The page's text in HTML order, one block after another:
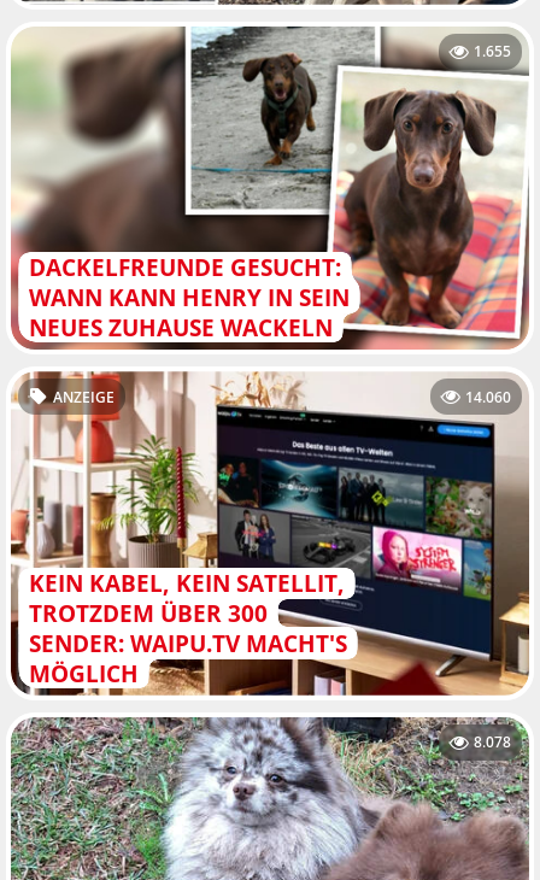
DACKELFREUNDE GESUCHT:
WANN KANN HENRY IN SEIN
NEUES ZUHAUSE WACKELN
1.655
KEIN KABEL, KEIN SATELLIT,
TROTZDEM ÜBER 300
SENDER: WAIPU.TV MACHT'S
MÖGLICH
ANZEIGE 14.060
8.078